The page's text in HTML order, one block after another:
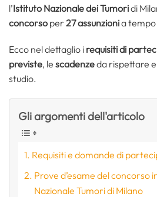
l’Istituto Nazionale dei Tumoridi
concorso per 27 assunzionia
Ecco nel dettaglio i requisiti di
previste, le scadenzeda rispettare e
studio.
Gli argomenti dell'articolo
Requisiti e domande di
Prove d’esame del concorso
Nazionale Tumori di Milano